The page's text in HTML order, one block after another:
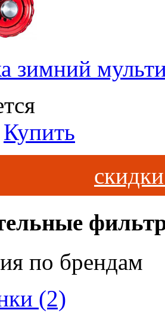
зимний
Купить
по брендам
(2)